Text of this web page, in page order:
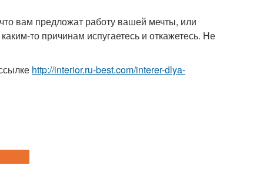
вам предложат работу вашей мечты, или
то причинам испугаетесь и откажетесь. Не
http://interior.ru-best.com/interer-dlya-